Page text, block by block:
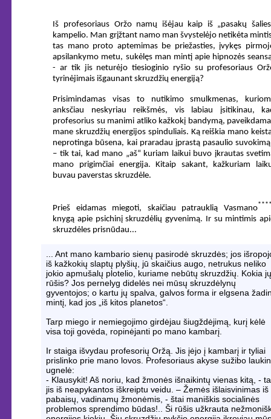
Iš profesoriaus Oržo namų išėjau kaip iš „pasakų
kampelio. Man grįžtant namo man švystelėjo netikėta
tas mano proto aptemimas be priežasties, įvykęs
apsilankymo metu, sukėlęs man mintį apie hipnozės
- ar tik jis neturėjo tiesioginio ryšio su profesoriaus
tyrinėjimais išgaunant skruzdžių energiją?
Prisimindamas visas to nutikimo smulkmenas,
anksčiau neskyriau reikšmės, vis labiau įsitikinau,
profesorius su manimi atliko kažkokį bandymą,
mane skruzdžių energijos spinduliais. Ką reiškia mano
neprotinga būsena, kai praradau įprastą pasaulio
– tik tai, kad mano „aš“ kuriam laikui buvo įkrautas
mano prigimčiai energija. Kitaip sakant, kažkuriam
buvau paverstas skruzdėle.
Prieš eidamas miegoti, skaičiau patrauklią Vasmano
knygą apie psichinį skruzdėlių gyvenimą. Ir su mintimis
skruzdėles prisnūdau...
... Ant mano kambario sienų pasirodė skruzdės; jos
iš kažkokių slaptų plyšių, jū skaičius augo, netrukus neliko
jokio apmušalų plotelio, kuriame nebūtų skruzdžių. Kokia
rūšis? Jos pernelyg didelės nei mūsų skruzdėlynų
gyventojos; o kartu jų spalva, galvos forma ir elgsena
mintį, kad jos „iš kitos planetos“.
Tarp miego ir nemiegojimo girdėjau šiugždėjimą, kurį kėlė
visa toji govėda, ropinėjanti po mano kambarį.
Ir staiga išvydau profesorių Oržą. Jis įėjo į kambarį ir tyliai
prislinko prie mano lovos. Profesoriaus akyse sužibo
ugnelė:
- Klausykit! Aš noriu, kad žmonės išnaikintų vienas kitą, -
jis iš neapykantos iškreiptu veidu. – Žemės išlaisvinimas iš
pabaisų, vadinamų žmonėmis, - štai maniškis socialinės
problemos sprendimo būdas!.. Ši rūšis užkrauta